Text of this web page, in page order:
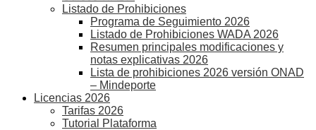
Listado de Prohibiciones
Programa de Seguimiento 2026
Listado de Prohibiciones WADA 2026
Resumen principales modificaciones y
notas explicativas 2026
Lista de prohibiciones 2026 versión ONAD
– Mindeporte
Licencias 2026
Tarifas 2026
Tutorial Plataforma